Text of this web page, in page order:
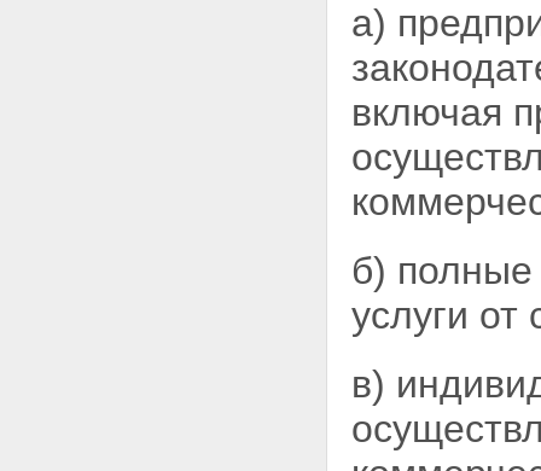
а)
включая
б)
услуги от
в)